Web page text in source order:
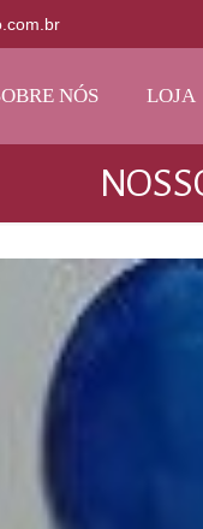
NÓS LOJA